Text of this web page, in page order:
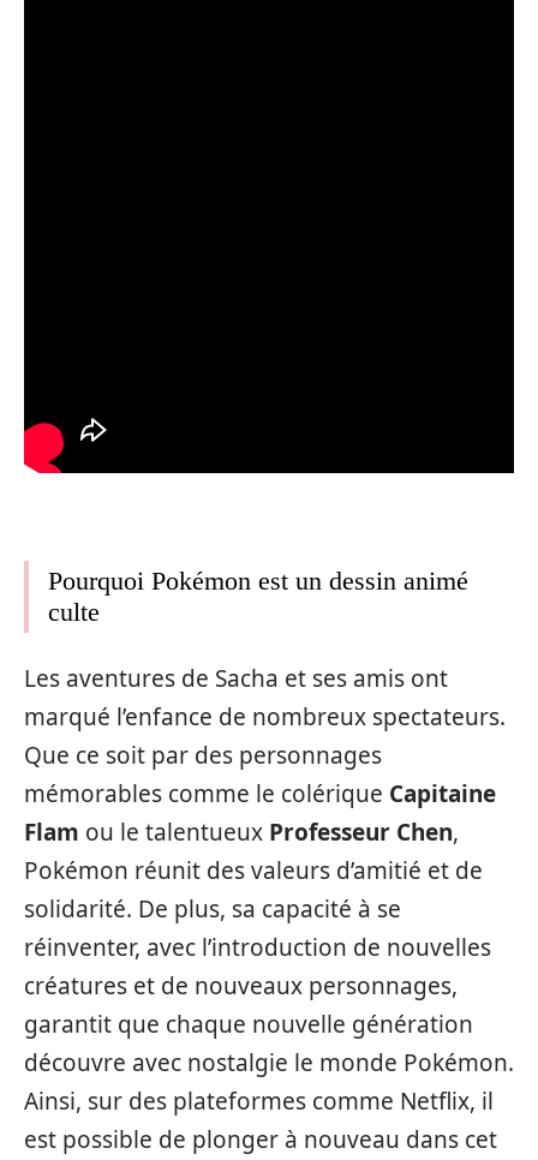
Pourquoi Pokémon est un dessin animé
culte
Les aventures de Sacha et ses amis ont
marqué l’enfance de nombreux spectateurs.
Que ce soit par des personnages
mémorables comme le colérique Capitaine
Flam ou le talentueux Professeur Chen,
Pokémon réunit des valeurs d’amitié et de
solidarité. De plus, sa capacité à se
réinventer, avec l’introduction de nouvelles
créatures et de nouveaux personnages,
garantit que chaque nouvelle génération
découvre avec nostalgie le monde Pokémon.
Ainsi, sur des plateformes comme Netflix, il
est possible de plonger à nouveau dans cet